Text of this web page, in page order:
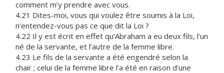
comment m’y prendre avec vous.
4.21 Dites-moi, vous qui voulez être soumis à la Loi,
n’entendez-vous pas ce que dit la Loi ?
4.22 Il y est écrit en effet qu’Abraham a eu deux fils, l’un
né de la servante, et l’autre de la femme libre.
4.23 Le fils de la servante a été engendré selon la
chair ; celui de la femme libre l’a été en raison d’une